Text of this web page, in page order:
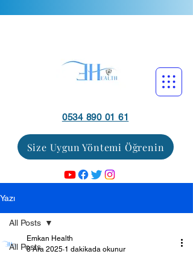
0534 890 01 61
Size Uygun Yöntemi Öğrenin
Yazı
All Posts
All Posts
Emkan Health
8 Ara 2025 1 dakikada okunur